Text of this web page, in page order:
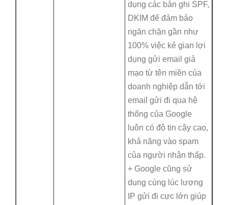
dụng các bản ghi SPF,
DKIM để đảm bảo
ngăn chặn gần như
100% việc kẻ gian lợi
dụng gửi email giả
mạo từ tên miền của
doanh nghiệp dẫn tới
email gửi đi qua hệ
thống của Google
luôn có độ tin cậy cao,
khả năng vào spam
của người nhận thấp.
+ Google cũng sử
dụng cùng lúc lượng
IP gửi đi cực lớn giúp